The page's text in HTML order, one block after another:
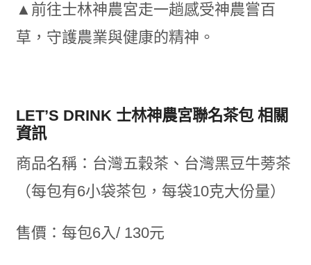
▲前往士林神農宮走一趟感受神農嘗百
草，守護農業與健康的精神。
LET’S DRINK 士林神農宮聯名茶包 相關
資訊
商品名稱：台灣五穀茶、台灣黑豆牛蒡茶
（每包有6小袋茶包，每袋10克大份量）
售價：每包6入/ 130元